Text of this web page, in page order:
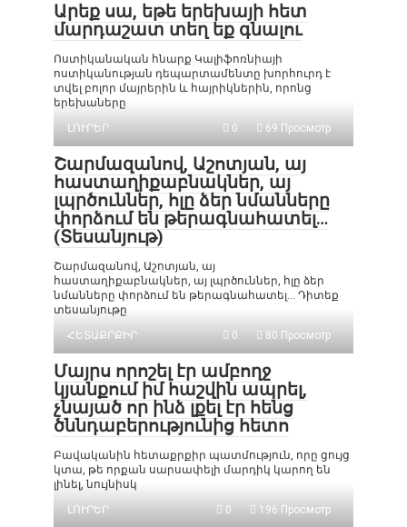
Արեք սա, եթե երեխայի հետ
մարդաշատ տեղ եք գնալու
Ոստիկանական հնարք Կալիֆոռնիայի
ոստիկանության դեպարտամենտը խորհուրդ է
տվել բոլոր մայրերին և հայրիկներին, որոնց
երեխաները
ԼՈՒՐԵՐ
0 69 Просмотр
Շարմազանով, Աշոտյան, այ
հաստաղիքաբնակներ, այ
լպրծուններ, հլը ձեր նմանները
փորձում են թերագնահատել…
(Տեսանյութ)
Շարմազանով, Աշոտյան, այ
հաստաղիքաբնակներ, այ լպրծուններ, հլը ձեր
նմանները փորձում են թերագնահատել… Դիտեք
տեսանյութը
ՀԵՏԱՔՐՔԻՐ
0 80 Просмотр
Մայրս որոշել էր ամբողջ
կյանքում իմ հաշվին ապրել,
չնայած որ ինձ լքել էր հենց
ծննդաբերությունից հետո
Բավականին հետաքրքիր պատմություն, որը ցույց
կտա, թե որքան սարսափելի մարդիկ կարող են
լինել, նույնիսկ
ԼՈՒՐԵՐ
0 196 Просмотр